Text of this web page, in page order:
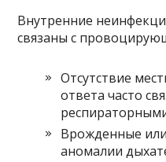
Внутренние
связаны с
Отсутствие
ответа часто
Врожденные
аномалии